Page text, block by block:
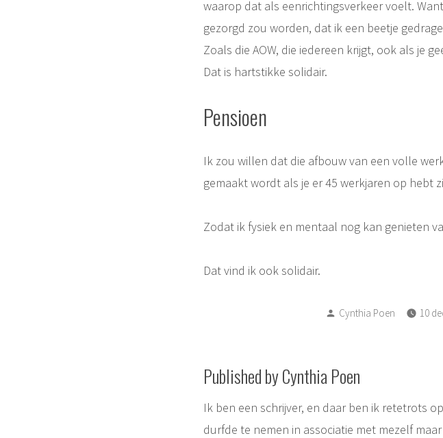
waarop dat als eenrichtingsverkeer voelt.
gezorgd zou worden, dat ik een beetje
Zoals die AOW, die iedereen krijgt, ook als je
Dat is hartstikke solidair.
Pensioen
Ik zou willen dat die afbouw van een volle
gemaakt wordt als je er 45 werkjaren op hebt
Zodat ik fysiek en mentaal nog kan genieten
Dat vind ik ook solidair.
Posted
Cynthia Poen 10
Published by Cynthia Poen
Ik ben een schrijver, en daar ben ik retetrots
durfde te nemen in associatie met mezelf